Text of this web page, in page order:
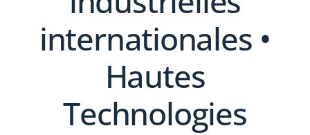
internationales •
Hautes
Technologies